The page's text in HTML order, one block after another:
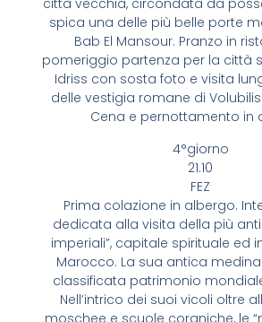
città vecchia, circondata da
spica una delle più belle porte
Bab El Mansour. Pranzo in
pomeriggio partenza per la città
Idriss con sosta foto e visita
delle vestigia romane di
Cena e pernottamento in
4°giorno
21.10
FEZ
Prima colazione in albergo.
dedicata alla visita della più
imperiali”, capitale spirituale ed
Marocco. La sua antica medina
classificata patrimonio mondiale
Nell’intrico dei suoi vicoli oltre
moschee e scuole coraniche, le